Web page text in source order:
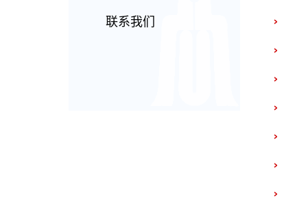
联系我们